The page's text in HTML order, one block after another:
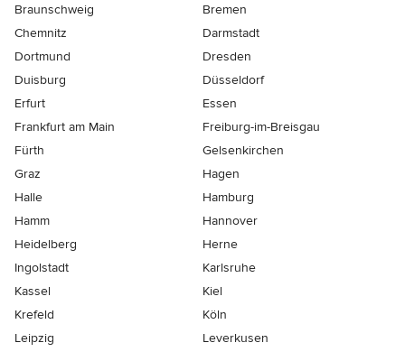
Braunschweig
Bremen
Chemnitz
Darmstadt
Dortmund
Dresden
Duisburg
Düsseldorf
Erfurt
Essen
Frankfurt am Main
Freiburg-im-Breisgau
Fürth
Gelsenkirchen
Graz
Hagen
Halle
Hamburg
Hamm
Hannover
Heidelberg
Herne
Ingolstadt
Karlsruhe
Kassel
Kiel
Krefeld
Köln
Leipzig
Leverkusen